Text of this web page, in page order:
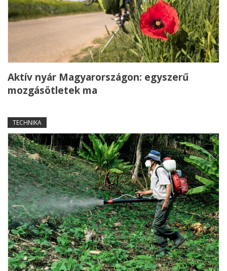
Aktív nyár Magyarországon: egyszerű
mozgásötletek ma
TECHNIKA